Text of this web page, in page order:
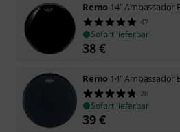
Remo 14" Ambassador
47
Sofort lieferbar
38€
Remo 14" Ambassador
26
Sofort lieferbar
39€